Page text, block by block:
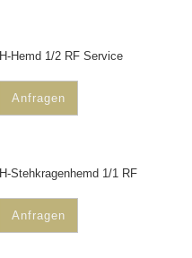
H-Hemd 1/2 RF Service
Anfragen
H-Stehkragenhemd 1/1 RF
Anfragen